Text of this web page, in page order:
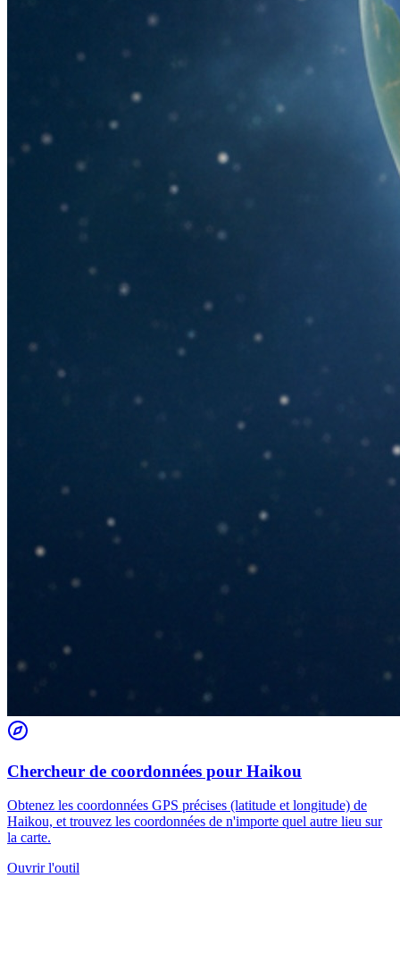
Chercheur de coordonnées pour Haikou
Obtenez les coordonnées GPS précises (latitude et longitude) de
Haikou, et trouvez les coordonnées de n'importe quel autre lieu sur
la carte.
Ouvrir l'outil